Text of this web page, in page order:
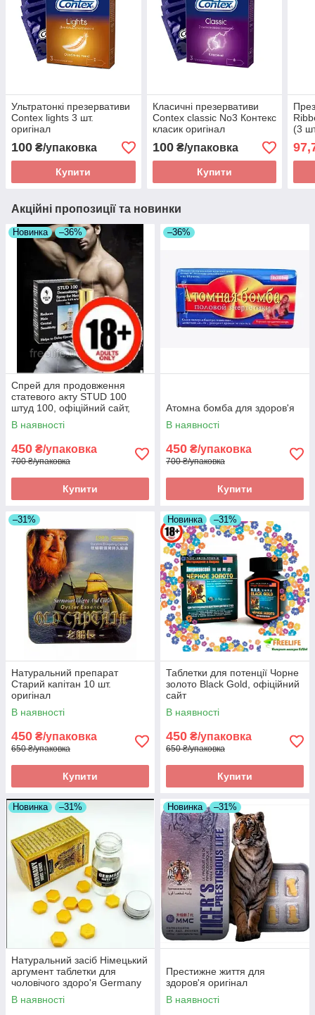
Ультратонкі презервативи
Contex lights 3 шт.
оригінал
100 ₴/упаковка
Купити
Класичні презервативи
Contex classic No3 Контекс
класик оригінал
100₴/упаковка
Купити
(3
Акційні пропозиції та новинки
Новинка –36%
Спрей для продовження
статевого акту STUD 100
штуд 100, офіційний сайт,
оригінал
В наявності
450 ₴/упаковка
700 ₴/упаковка
Купити
–36%
Атомна бомба для здоров'я
В наявності
450 ₴/упаковка
700 ₴/упаковка
Купити
–31%
Натуральний препарат
Старий капітан 10 шт.
оригінал
В наявності
450 ₴/упаковка
650 ₴/упаковка
Купити
Новинка –31%
Таблетки для потенції Чорне
золото Black Gold, офіційний
сайт
В наявності
450 ₴/упаковка
650 ₴/упаковка
Купити
Новинка –31%
Натуральний засіб Німецький
аргумент таблетки для
чоловічого здоро'я Germany
must state оригінал
В наявності
Новинка –31%
Престижне життя для
здоров'я оригінал
В наявності